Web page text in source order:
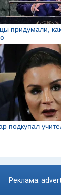
Реклама: